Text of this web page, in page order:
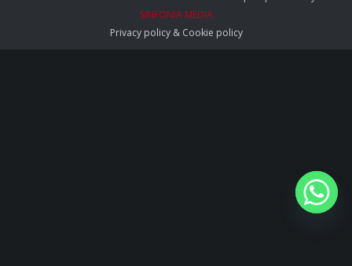
SINFONIA MEDIA
Privacy policy& Cookie policy